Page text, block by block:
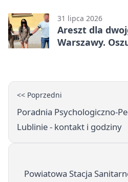
zabrał
31 lipca 2026
Areszt dla
Warszawy.
<< Poprzedni
Poradnia Psychologiczno-
Lublinie - kontakt i godziny
Powiatowa Stacja